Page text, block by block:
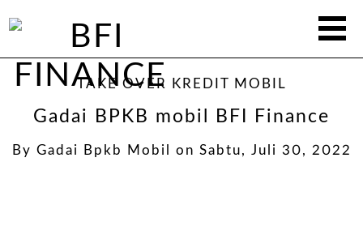
TAKE OVER KREDIT MOBIL
Gadai BPKB mobil BFI Finance
By Gadai Bpkb Mobil on Sabtu, Juli 30, 2022